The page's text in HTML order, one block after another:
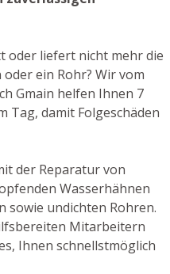
oder liefert nicht mehr die
ein Rohr? Wir vom
Gmain helfen Ihnen 7
Tag, damit Folgeschäden
der Reparatur von
Wasserhähnen
undichten Rohren.
Mitarbeitern
Ihnen schnellstmöglich